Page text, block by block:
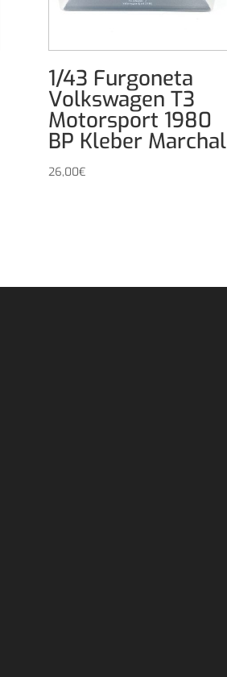
1/43 Furgoneta
Volkswagen T3
Motorsport 1980
BP Kleber Marchal
26,00€